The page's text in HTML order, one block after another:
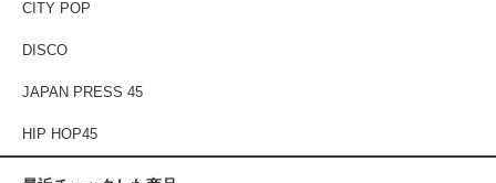
CITY POP
DISCO
JAPAN PRESS 45
HIP HOP45